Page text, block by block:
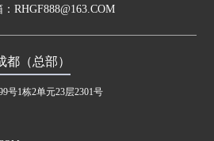
RHGF888@163.COM
都（总部）
号1栋2单元23层2301号